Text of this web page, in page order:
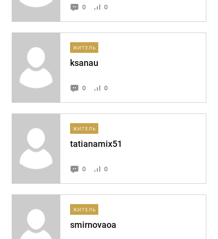
0 0
ЖИТЕЛЬ
ksanau
0 0
ЖИТЕЛЬ
tatianamix51
0 0
ЖИТЕЛЬ
smirnovaoa